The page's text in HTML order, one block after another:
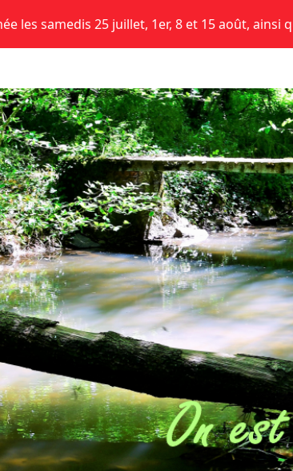
les samedis 25 juillet, 1er, 8 et 15 août, ainsi